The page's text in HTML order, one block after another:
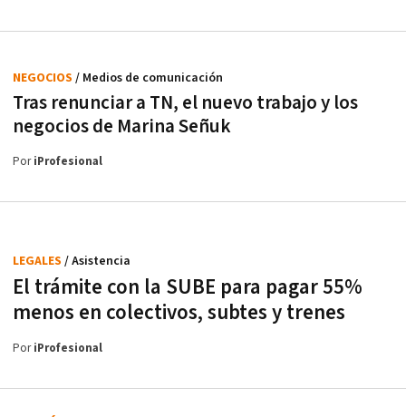
Tras renunciar a TN, el nuevo trabajo y los
negocios de Marina Señuk
NEGOCIOS / Medios de comunicación
PoriProfesional
El trámite con la SUBE para pagar 55%
menos en colectivos, subtes y trenes
LEGALES / Asistencia
PoriProfesional